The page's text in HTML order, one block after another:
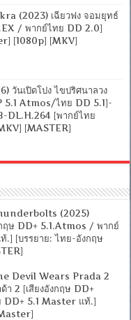
(2023) เฉียวฟง จอมยุทธ์
/ พากย์ไทย DD 2.0]
[1080p] [MKV]
วันเปิดโปง ไขปริศนาลวง
5.1 Atmos/ไทย DD 5.1]-
DL.H.264 [พากย์ไทย
[MASTER]
(2025)
กฤษ DD+ 5.1.Atmos / พากย์
.] [บรรยาย: ไทย-อังกฤษ
Devil Wears Prada 2
า 2 [เสียงอังกฤษ DD+
5.1 Master แท้.]